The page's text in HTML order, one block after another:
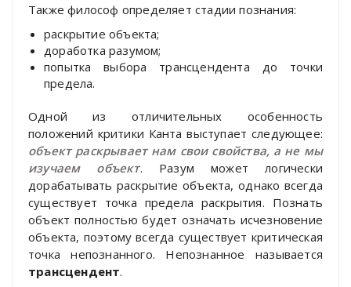
Также философ определяет стадии познания:
раскрытие объекта;
доработка разумом;
попытка выбора трансцендента до точки
предела.
Одной из отличительных особенность
положений критики Канта выступает следующее:
объект раскрывает нам свои свойства, а не мы
изучаем объект. Разум может логически
дорабатывать раскрытие объекта, однако всегда
существует точка предела раскрытия. Познать
объект полностью будет означать исчезновение
объекта, поэтому всегда существует критическая
точка непознанного. Непознанное называется
трансцендент.